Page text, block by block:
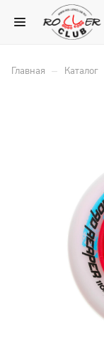
Главная – Каталог